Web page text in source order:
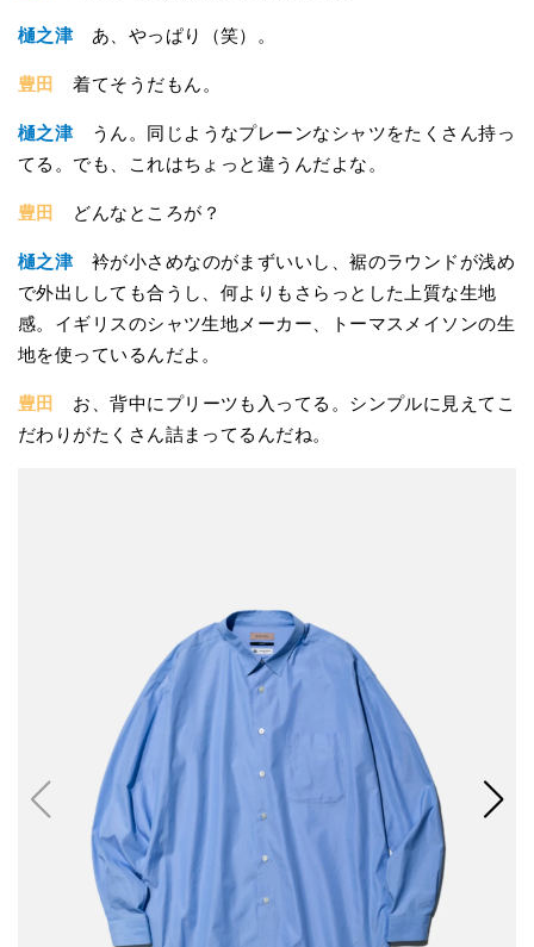
樋之津あ、やっぱり（笑）。
豊田 着てそうだもん。
樋之津うん。同じようなプレーンなシャツをたくさん持っ
てる。でも、これはちょっと違うんだよな。
豊田 どんなところが？
樋之津衿が小さめなのがまずいいし、裾のラウンドが浅め
で外出ししても合うし、何よりもさらっとした上質な生地
感。イギリスのシャツ生地メーカー、トーマスメイソンの生
地を使っているんだよ。
豊田
お、背中にプリーツも入ってる。シンプルに見えてこ
だわりがたくさん詰まってるんだね。